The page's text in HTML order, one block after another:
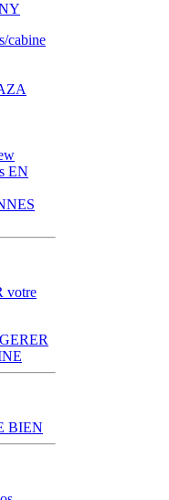
cabine
EN
votre
BIEN